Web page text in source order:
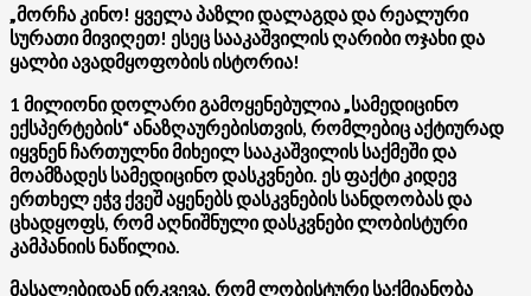
„მორჩა კინო! ყველა პაზლი დალაგდა და რეალური
სურათი მივიღეთ! ესეც სააკაშვილის ღარიბი ოჯახი და
ყალბი ავადმყოფობის ისტორია!
1 მილიონი დოლარი გამოყენებულია „სამედიცინო
ექსპერტების“ ანაზღაურებისთვის, რომლებიც აქტიურად
იყვნენ ჩართულნი მიხეილ სააკაშვილის საქმეში და
მოამზადეს სამედიცინო დასკვნები. ეს ფაქტი კიდევ
ერთხელ ეჭვ ქვეშ აყენებს დასკვნების სანდოობას და
ცხადყოფს, რომ აღნიშნული დასკვნები ლობისტური
კამპანიის ნაწილია.
მასალებიდან ირკვევა, რომ ლობისტური საქმიანობა